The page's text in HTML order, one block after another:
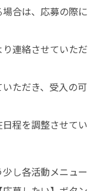
合は、応募の際に
連絡させていただ
ただき、受入の可
程を調整させてい
し各活動メニュー